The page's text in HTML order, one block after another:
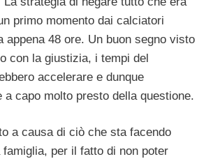
primo momento dai calciatori
appena 48 ore. Un buon segno visto
con la giustizia, i tempi del
accelerare e dunque
a capo molto presto della questione.
a causa di ciò che sta facendo
per il fatto di non poter